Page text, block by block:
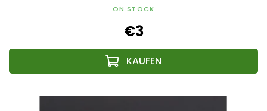
ON STOCK
€3